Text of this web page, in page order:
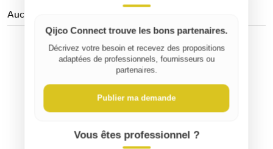
Aucun avis
Qijco Connect trouve les bons partenaires.
Décrivez votre besoin et recevez des propositions
adaptées de professionnels, fournisseurs ou
partenaires.
Publier ma demande
Vous êtes professionnel ?